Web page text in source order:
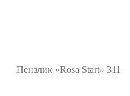
Пензлик «Rosa Start» 311